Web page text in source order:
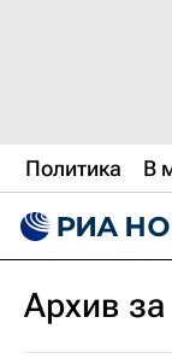
Политика В
Архив